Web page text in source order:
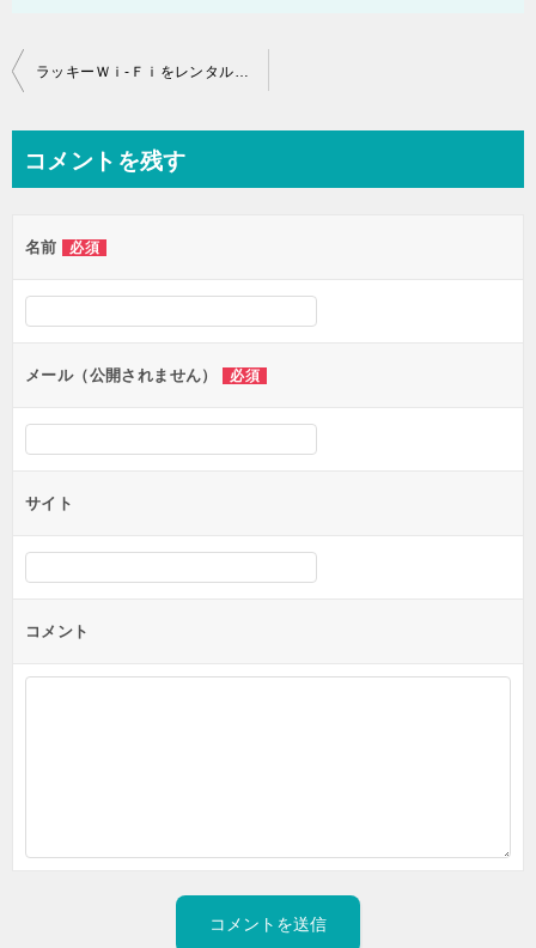
投
ビ
ー
シ
ン
ラッキーＷｉ-Ｆｉをレンタル！ 直ぐに届くのがおすすめポイント
コメントを残す
名前 必須
メール（公開されません） 必須
サイト
コメント